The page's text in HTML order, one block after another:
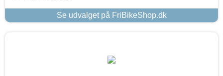
Se udvalget på FriBikeShop.dk